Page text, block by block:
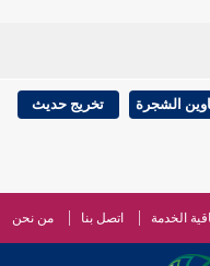
الشجرة تخريج حديث
الخدمة اتصل بنا من نحن